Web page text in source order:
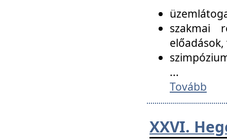
szakmai
...
Tovább
XXVI.